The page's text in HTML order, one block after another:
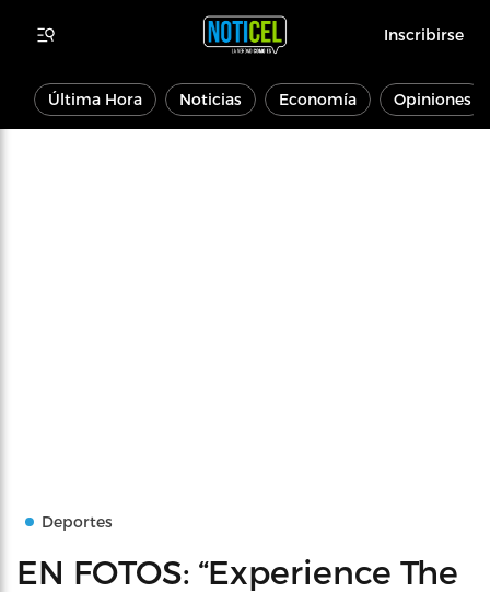
Inscribirse
Última Hora Noticias Economía Opiniones
Deportes
EN FOTOS: “Experience The